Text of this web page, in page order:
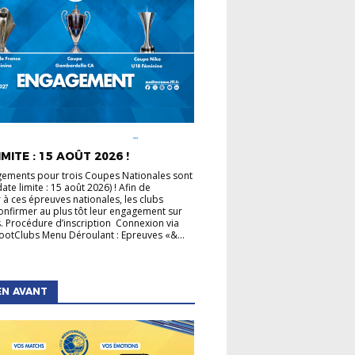
: 15 AOÛT 2026 !
pour trois Coupes Nationales sont
limite : 15 août 2026) ! Afin de
ces épreuves nationales, les clubs
au plus tôt leur engagement sur
Procédure d’inscription Connexion via
Menu Déroulant : Epreuves «&...
AVANT